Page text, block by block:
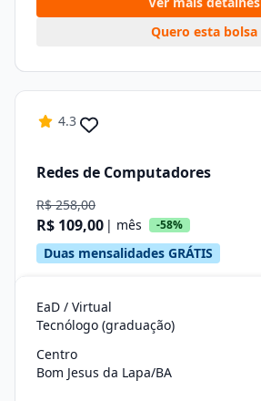
Quero esta bolsa
4.3
Redes de Computadores
R$ 258,00
R$ 109,00 | mês -58%
Duas mensalidades GRÁTIS
EaD / Virtual
Tecnólogo (graduação)
Centro
Bom Jesus da Lapa/BA